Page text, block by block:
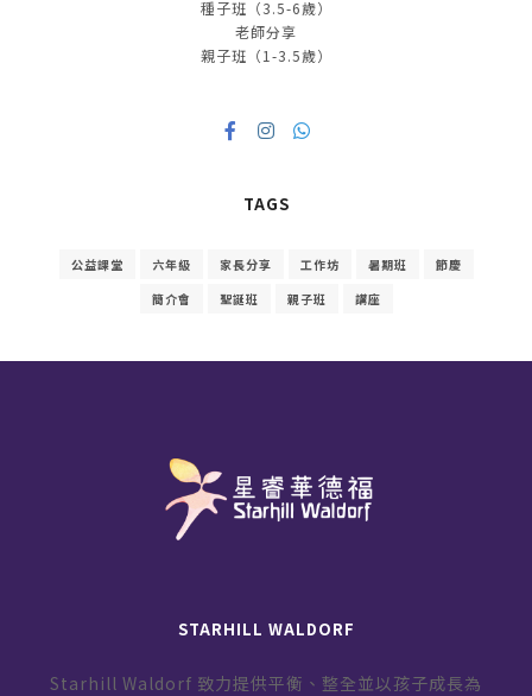
種子班（3.5-6歲）
老師分享
親子班（1-3.5歲）
TAGS
公益課堂 六年級 家長分享 工作坊 暑期班
節慶
簡介會
聖誕班 親子班 講座
STARHILL WALDORF
Starhill Waldorf 致力提供平衡、整全並以孩子成長為